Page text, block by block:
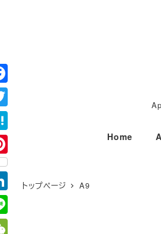
コ
ン
テ
ン
ツ
へ
移
動
Home
トップページ A9